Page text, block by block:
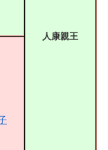
人康親王